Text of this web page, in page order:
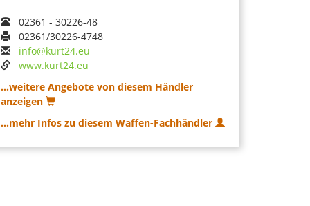
02361 - 30226-48
02361/30226-4748
info@kurt24.eu
www.kurt24.eu
...weitere Angebote von diesem Händler
anzeigen
...mehr Infos zu diesem Waffen-Fachhändler